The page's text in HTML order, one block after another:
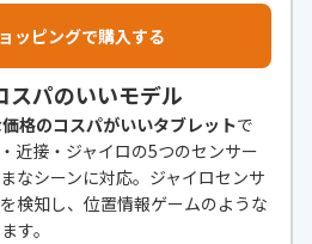
ッピングで購入する
スパのいいモデル
格のコスパがいいタブレットで
近接・ジャイロの5つのセンサー
なシーンに対応。ジャイロセンサ
検知し、位置情報ゲームのような
す。